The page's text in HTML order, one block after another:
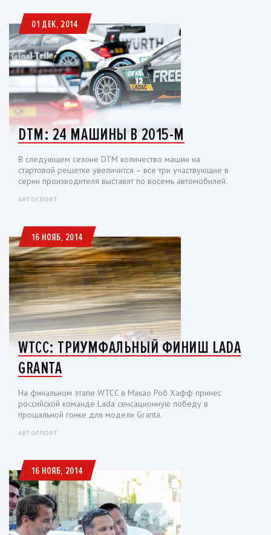
01 ДЕК, 2014
DTM: 24 МАШИНЫ В 2015-М
В следующем сезоне DTM количество машин на
стартовой решетке увеличится – все три участвующие в
серии производителя выставят по восемь автомобилей.
АВТОСПОРТ
16 НОЯБ, 2014
WTCC: ТРИУМФАЛЬНЫЙ ФИНИШ LADA
GRANTA
На финальном этапе WTCC в Макао Роб Хафф принес
российской команде Lada сенсационную победу в
прощальной гонке для модели Granta.
АВТОСПОРТ
16 НОЯБ, 2014